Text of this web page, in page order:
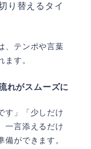
り替えるタイ
、テンポや言葉
ます。
れがスムーズに
す」「少しだけ
一言添えるだけ
備ができます。